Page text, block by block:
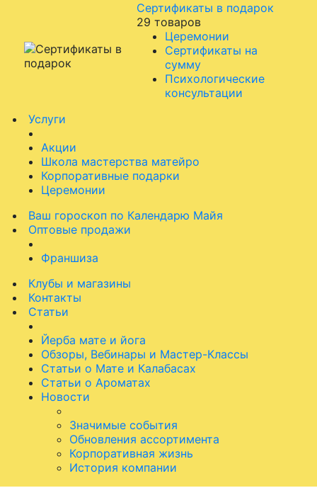
Сертификаты в подарок
29 товаров
Церемонии
Сертификаты на
сумму
Психологические
консультации
Услуги
Акции
Школа мастерства матейро
Корпоративные подарки
Церемонии
Ваш гороскоп по Календарю Майя
Оптовые продажи
Франшиза
Клубы и магазины
Контакты
Статьи
Йерба мате и йога
Обзоры, Вебинары и Мастер-Классы
Статьи о Мате и Калабасах
Статьи о Ароматах
Новости
Значимые события
Обновления ассортимента
Корпоративная жизнь
История компании